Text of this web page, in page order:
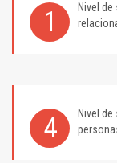
1 Nivel
4 Nivel